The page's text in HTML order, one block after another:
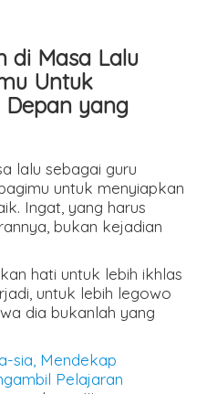
di Masa Lalu
Untuk
Depan yang
lalu sebagai guru
untuk menyiapkan
Ingat, yang harus
bukan kejadian
hati untuk lebih ikhlas
untuk lebih legowo
dia bukanlah yang
sia, Mendekap
Pelajaran